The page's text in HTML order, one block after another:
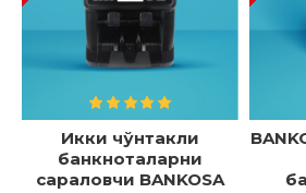
Икки чўнтакли
банкноталарни
сараловчи BANKOSA